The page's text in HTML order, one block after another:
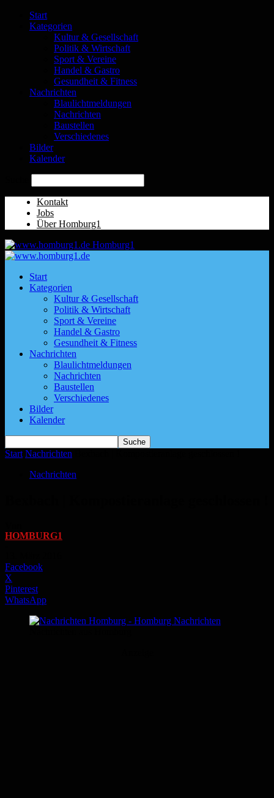
Start
Kategorien
Kultur & Gesellschaft
Politik & Wirtschaft
Sport & Vereine
Handel & Gastro
Gesundheit & Fitness
Nachrichten
Blaulichtmeldungen
Nachrichten
Baustellen
Verschiedenes
Bilder
Kalender
Kontakt
Jobs
Über Homburg1
Homburg1
Start
Kategorien
Kultur & Gesellschaft
Politik & Wirtschaft
Sport & Vereine
Handel & Gastro
Gesundheit & Fitness
Nachrichten
Blaulichtmeldungen
Nachrichten
Baustellen
Verschiedenes
Bilder
Kalender
Start Nachrichten
Nachrichten
HOMBURG1
Facebook
X
Pinterest
WhatsApp